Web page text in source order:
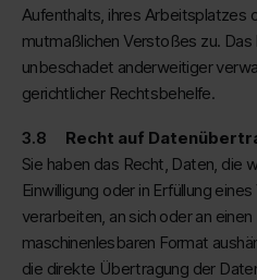
Aufenthalts, ihres Arbeitsplatzes
mutmaßlichen Verstoßes zu.
unbeschadet anderweitiger
gerichtlicher Rechtsbehelfe.
Recht auf
Sie haben das Recht, Daten, die
Einwilligung oder in Erfüllung
verarbeiten, an sich oder an
maschinenlesbaren Format
die direkte Übertragung der